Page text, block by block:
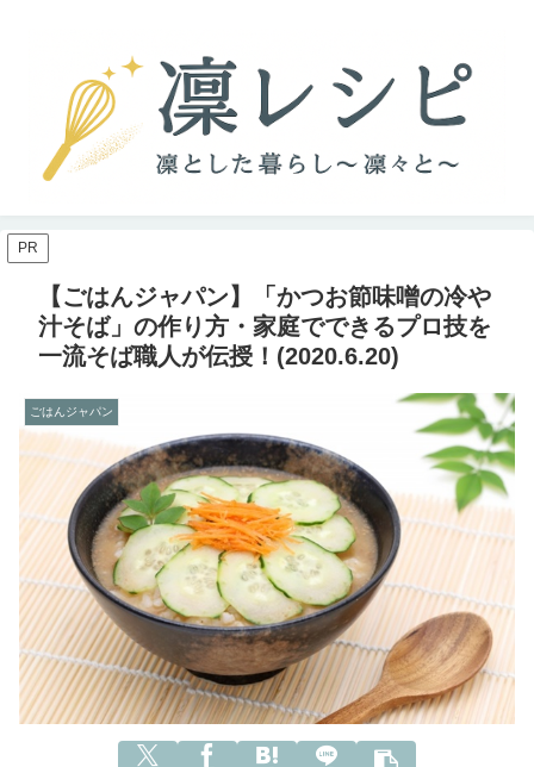
PR
【ごはんジャパン】「かつお節味噌の冷や
汁そば」の作り方・家庭でできるプロ技を
一流そば職人が伝授！(2020.6.20)
ごはんジャパン